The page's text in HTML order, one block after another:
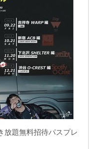
放題無料招待パスプレ